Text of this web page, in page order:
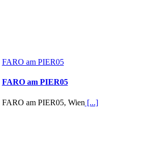
FARO am PIER05
FARO am PIER05
FARO am PIER05, Wien [...]